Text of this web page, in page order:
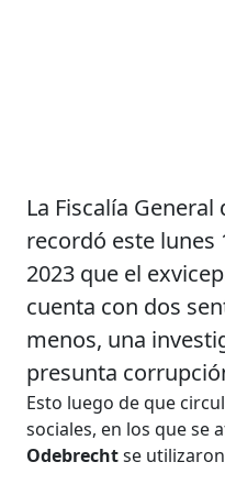
La Fiscalía General
recordó este lunes
2023 que el
cuenta con dos
menos, una
presunta
Esto luego de que
sociales, en los que se
Odebrechtse